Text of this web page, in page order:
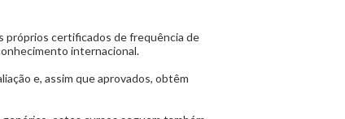
próprios certificados de frequência de
internacional.
e, assim que aprovados, obtêm